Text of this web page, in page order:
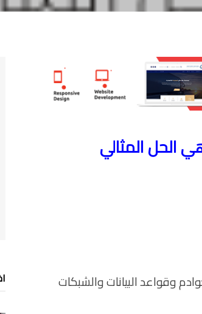
الحل المثالي
وقواعد البيانات والشبكات